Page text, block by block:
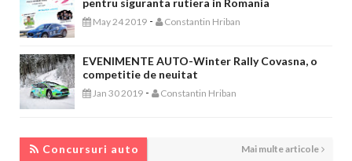
pentru siguranta rutiera in Romania
May 24 2019 - Constantin Hriban
EVENIMENTE AUTO-Winter Rally Covasna, o
competitie de neuitat
Jan 30 2019 - Constantin Hriban
Concursuri auto Mai multe articole